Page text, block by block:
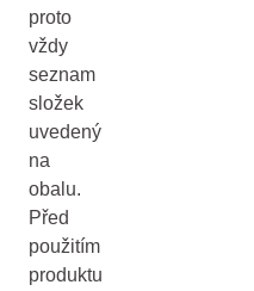
proto
vždy
seznam
složek
uvedený
na
obalu.
Před
použitím
produktu